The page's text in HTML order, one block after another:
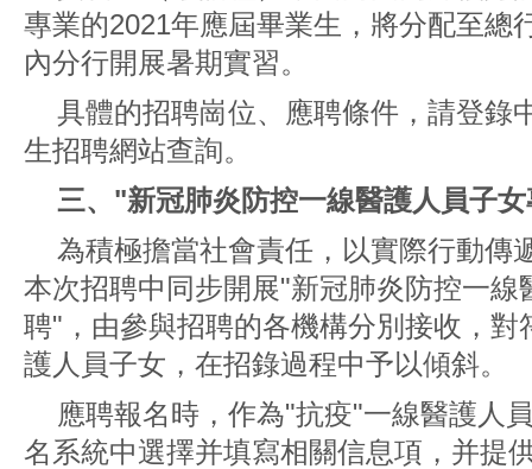
專業的2021年應屆畢業生，將分配至總
內分行開展暑期實習。
具體的招聘崗位、應聘條件，請登錄
生招聘網站查詢。
三、"新冠肺炎防控一線醫護人員子
為積極擔當社會責任，以實際行動傳
本次招聘中同步開展"新冠肺炎防控一線
聘"，由參與招聘的各機構分別接收，
護人員子女，在招錄過程中予以傾斜。
應聘報名時，作為"抗疫"一線醫護人
名系統中選擇并填寫相關信息項，并提